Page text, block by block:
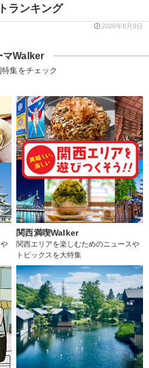
ランキング
2026年8月9日
マWalker
集をチェック
関西満喫Walker
関西エリアを楽しむためのニュースや
トピックスを大特集